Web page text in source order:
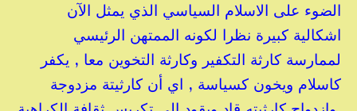
الضوء على الاسلام السياسي الذي يمثل الآن
اشكالية كبيرة نظرا لكونه الممتهن الرئيسي
لممارسة كارثة التكفير وكارثة التخوين معا , يكفر
كاسلام ويخون كسياسة , اي أن كارثيتة مزدوجة